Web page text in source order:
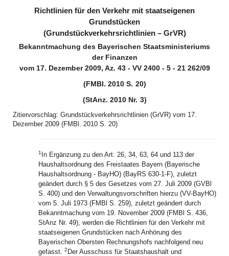
Richtlinien für den Verkehr mit staatseigenen
Grundstücken
(Grundstückverkehrsrichtlinien – GrVR)
Bekanntmachung des Bayerischen Staatsministeriums
der Finanzen
vom 17. Dezember 2009, Az. 43 - VV 2400 - 5 - 21 262/09
(FMBl. 2010 S. 20)
(StAnz. 2010 Nr. 3)
Zitiervorschlag: Grundstückverkehrsrichtlinien (GrVR) vom 17.
Dezember 2009 (FMBl. 2010 S. 20)
1 In Ergänzung zu den Art. 26, 34, 63, 64 und 113 der
Haushaltsordnung des Freistaates Bayern (Bayerische
Haushaltsordnung ‑ BayHO) (BayRS 630-1-F), zuletzt
geändert durch § 5 des Gesetzes vom 27. Juli 2009 (GVBl
S. 400) und den Verwaltungsvorschriften hierzu (VV-BayHO)
vom 5. Juli 1973 (FMBl S. 259), zuletzt geändert durch
Bekanntmachung vom 19. November 2009 (FMBl S. 436,
StAnz Nr. 49), werden die Richtlinien für den Verkehr mit
staatseigenen Grundstücken nach Anhörung des
Bayerischen Obersten Rechnungshofs nachfolgend neu
gefasst. 2 Der Ausschuss für Staatshaushalt und